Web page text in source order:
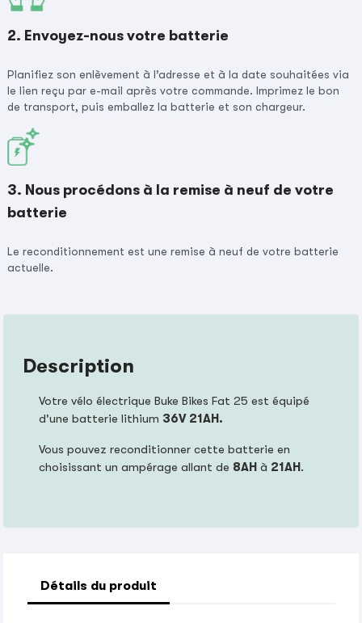
2. Envoyez-nous votre batterie
Planifiez son enlèvement à l’adresse et à la date souhaitées via
le lien reçu par e-mail après votre commande. Imprimez le bon
de transport, puis emballez la batterie et son chargeur.
3. Nous procédons à la remise à neuf de votre
batterie
Le reconditionnement est une remise à neuf de votre batterie
actuelle.
Description
Votre vélo électrique Buke Bikes Fat 25 est équipé
d'une batterie lithium 36V 21AH.
Vous pouvez reconditionner cette batterie en
choisissant un ampérage allant de 8AH à 21AH.
Détails du produit